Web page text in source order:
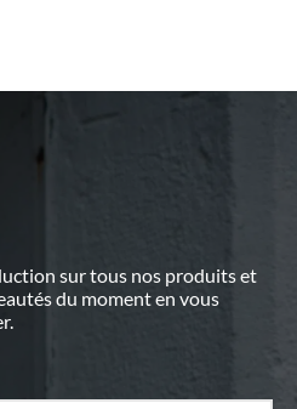
sur tous nos produits et
du moment en vous